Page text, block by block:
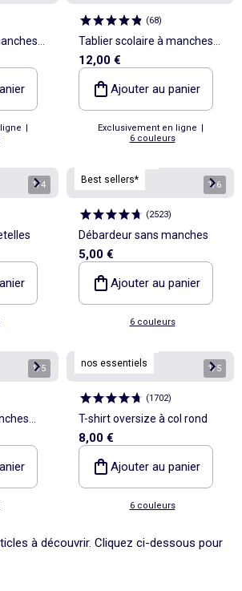
|
(68)
Tablier scolaire à manches
longues
12,00 €
Ajouter au panier
Exclusivement en ligne |
6 couleurs
1/4
Best sellers*
1/6
(2523)
Débardeur sans manches
5,00 €
Ajouter au panier
6 couleurs
1/5
nos essentiels
1/5
(1702)
T-shirt oversize à col rond
8,00 €
Ajouter au panier
6 couleurs
à découvrir. Cliquez ci-dessous pour